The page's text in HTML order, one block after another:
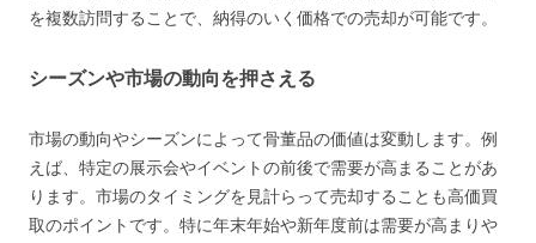
を複数訪問することで、納得のいく価格での売却が可能です。
シーズンや市場の動向を押さえる
市場の動向やシーズンによって骨董品の価値は変動します。例
えば、特定の展示会やイベントの前後で需要が高まることがあ
ります。市場のタイミングを見計らって売却することも高価買
取のポイントです。特に年末年始や新年度前は需要が高まりや